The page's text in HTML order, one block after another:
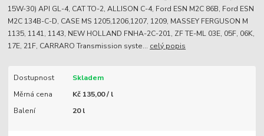
15W-30) API GL-4, CAT TO-2, ALLISON C-4, Ford ESN M2C 86B, Ford ESN
M2C 134B-C-D, CASE MS 1205,1206,1207, 1209, MASSEY FERGUSON M
1135, 1141, 1143, NEW HOLLAND FNHA-2C-201, ZF TE-ML 03E, 05F, 06K,
17E, 21F, CARRARO Transmission syste... celý popis
Dostupnost
Skladem
Měrná cena
Kč 135,00 / l
Balení
20 l